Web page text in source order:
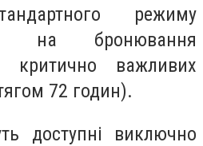
режиму
на бронювання
критично важливих
72 годин).
доступні виключно